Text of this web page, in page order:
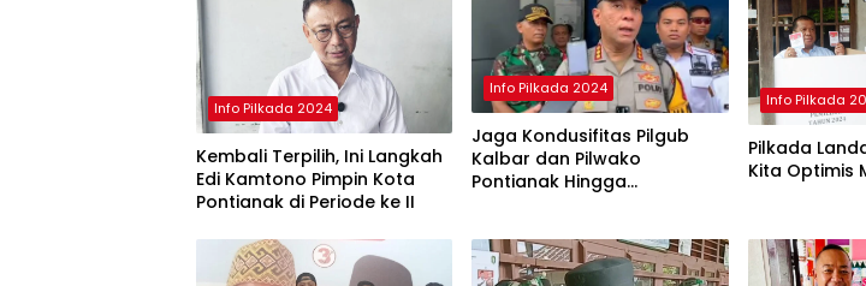
Info Pilkada 2024
Kembali Terpilih, Ini Langkah
Edi Kamtono Pimpin Kota
Pontianak di Periode ke II
Info Pilkada 2024
Jaga Kondusifitas Pilgub
Kalbar dan Pilwako
Pontianak Hingga
Info Pilkada
Pilkada
Kita Optimis